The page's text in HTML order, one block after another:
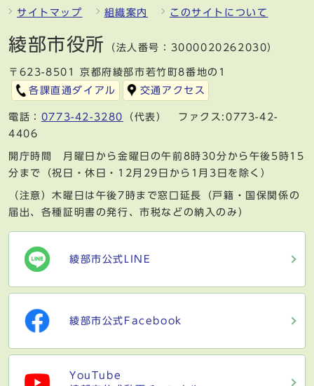
サイトマップ 組織案内 このサイトについて
綾部市役所 （法人番号：3000020262030）
〒623-8501 京都府綾部市若竹町8番地の1
各課直通ダイアル
交通アクセス
電話： 0773-42-3280
（代表） ファクス:0773-42-
4406
開庁時間 月曜日から金曜日の午前8時30分から午後5時15
分まで（祝日・休日・12月29日から1月3日を除く）
（注意）木曜日は午後7時まで窓口延長（戸籍・国保関係の
届出、各種証明書の発行、市税などの納入のみ）
綾部市公式LINE
綾部市公式Facebook
YouTube